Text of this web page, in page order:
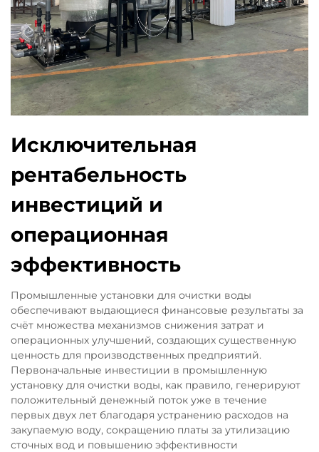
Исключительная
рентабельность
инвестиций и
операционная
эффективность
Промышленные установки для очистки воды
обеспечивают выдающиеся финансовые результаты за
счёт множества механизмов снижения затрат и
операционных улучшений, создающих существенную
ценность для производственных предприятий.
Первоначальные инвестиции в промышленную
установку для очистки воды, как правило, генерируют
положительный денежный поток уже в течение
первых двух лет благодаря устранению расходов на
закупаемую воду, сокращению платы за утилизацию
сточных вод и повышению эффективности